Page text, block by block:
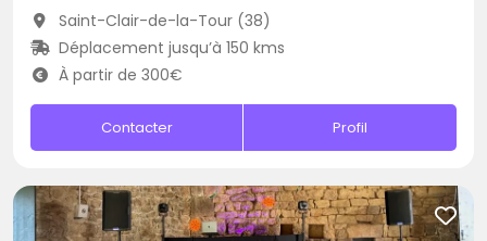
Saint-Clair-de-la-Tour (38)
Déplacement jusqu’à 150 kms
À partir de 300€
Contacter Profil